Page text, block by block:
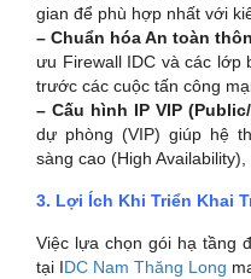
gian để phù hợp nhất với
– Chuẩn hóa An toàn
ưu Firewall IDC và các lớp
trước các cuộc tấn công
– Cấu hình IP VIP
dự phòng (VIP) giúp hệ
sàng cao (High
3. Lợi Ích Khi Triển Khai
Việc lựa chọn gói hạ tầng
tại IDC Nam Thăng Long